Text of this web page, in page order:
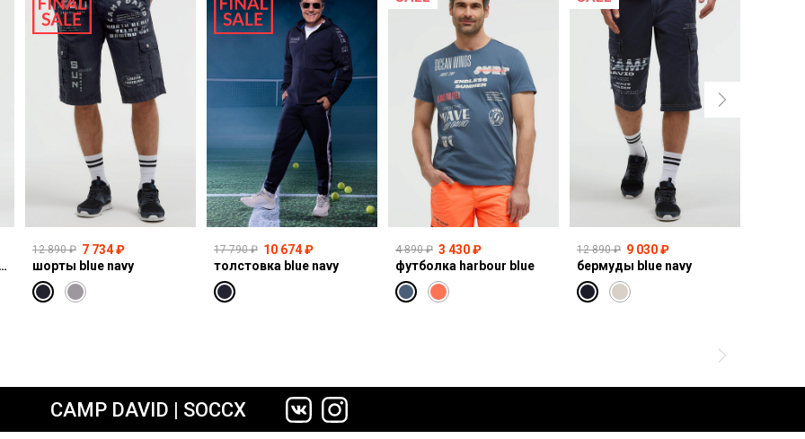
джинсы NI:CO:R611 light vintage print jogg
12 890 ₽ 7 734 ₽
шорты blue navy
17 790 ₽ 10 674 ₽
толстовка blue navy
4 890 ₽ 3 430 ₽
футболка harbour blue
12 890 ₽ 9 030 ₽
бермуды blue navy
CAMP DAVID | SOCCX